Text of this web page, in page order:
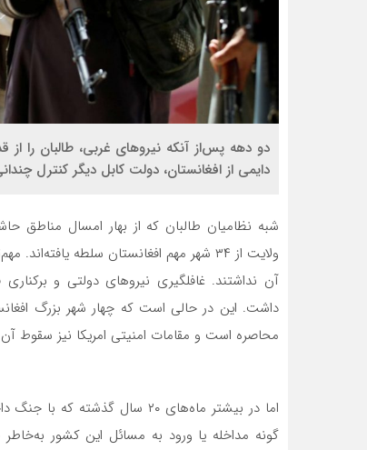
دو دهه پس‌از آنکه نیروهای غربی، طالبان را
دایمی از افغانستان، دولت کابل دیگر کنترل
ولایت از ۳۴ شهر مهم افغانستان سلطه
آن نداشتند. غافلگیری نیروهای دولتی و
داشت. این در حالی است که چهار شهر بزرگ
محاصره است و مقامات امنیتی امریکا نیز سقوط
اما در بیشتر ماه‌های ۲۰ سال
گونه مداخله یا ورود به مسائل این کشور